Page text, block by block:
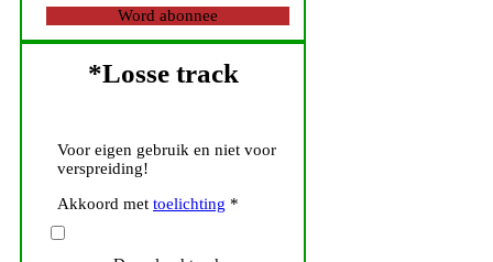
Word abonnee
*Losse track
Voor eigen gebruik en niet voor
verspreiding!
Akkoord met toelichting *